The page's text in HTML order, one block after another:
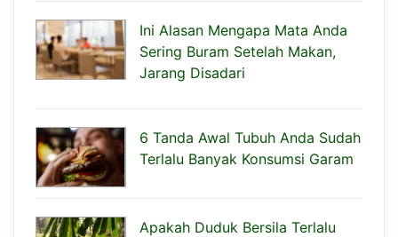
Ini Alasan Mengapa Mata Anda
Sering Buram Setelah Makan,
Jarang Disadari
6 Tanda Awal Tubuh Anda Sudah
Terlalu Banyak Konsumsi Garam
Apakah Duduk Bersila Terlalu